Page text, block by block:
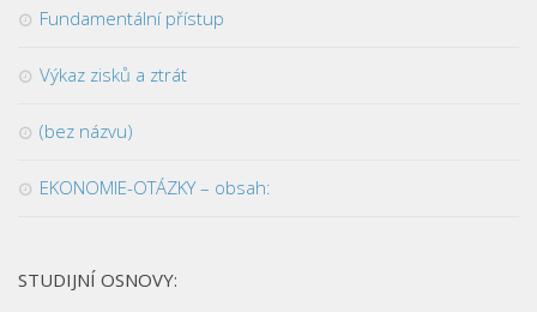
Fundamentální přístup
Výkaz zisků a ztrát
(bez názvu)
EKONOMIE-OTÁZKY – obsah:
STUDIJNÍ OSNOVY: